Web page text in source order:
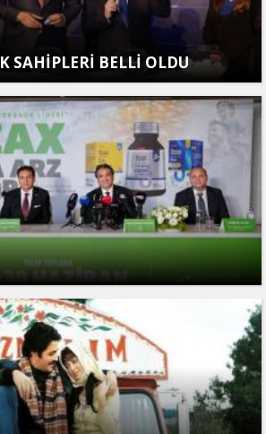
SAHİPLERİ BELLİ OLDU